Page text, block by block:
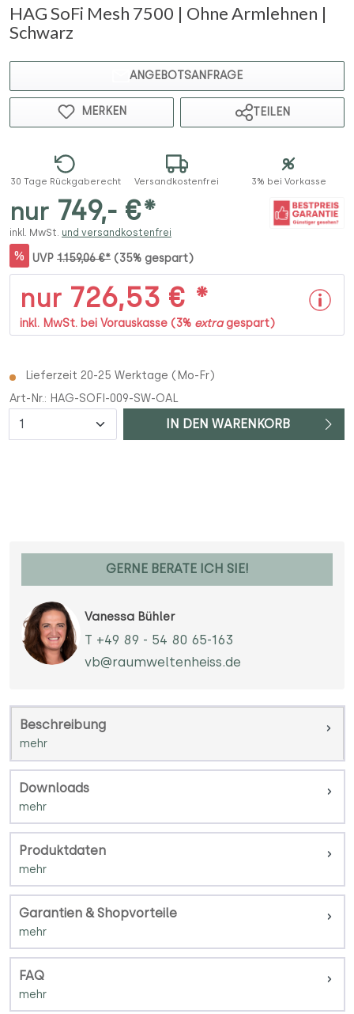
HAG SoFi Mesh 7500 | Ohne Armlehnen |
Schwarz
ANGEBOTSANFRAGE
MERKEN TEILEN
30 Tage Rückgaberecht Versandkostenfrei 3% bei Vorkasse
nur 749,- €*
inkl. MwSt. und versandkostenfrei
% UVP 1.159,06 €* (35% gespart)
nur 726,53 € *
inkl. MwSt. bei Vorauskasse (3% extragespart)
Lieferzeit 20-25 Werktage (Mo-Fr)
Art-Nr.: HAG-SOFI-009-SW-OAL
Anzahl IN DEN WARENKORB
GERNE BERATE ICH SIE!
Vanessa Bühler
T +49 89 - 54 80 65-163
vb@raumweltenheiss.de
Beschreibung
Downloads
Produktdaten
Garantien & Shopvorteile
FAQ